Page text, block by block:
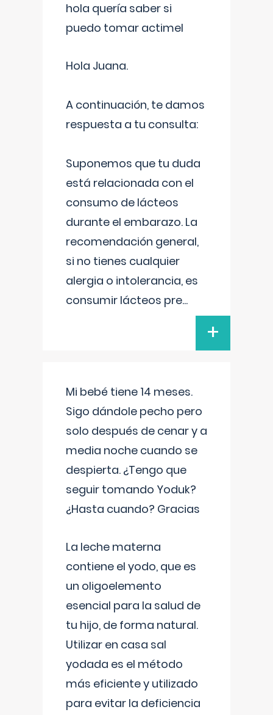
hola quería saber si
puedo tomar actimel
Hola Juana.
A continuación, te damos
respuesta a tu consulta:
Suponemos que tu duda
está relacionada con el
consumo de lácteos
durante el embarazo. La
recomendación general,
si no tienes cualquier
alergia o intolerancia, es
consumir lácteos pre...
+
Mi bebé tiene 14 meses.
Sigo dándole pecho pero
solo después de cenar y a
media noche cuando se
despierta. ¿Tengo que
seguir tomando Yoduk?
¿Hasta cuando? Gracias
La leche materna
contiene el yodo, que es
un oligoelemento
esencial para la salud de
tu hijo, de forma natural.
Utilizar en casa sal
yodada es el método
más eficiente y utilizado
para evitar la deficiencia